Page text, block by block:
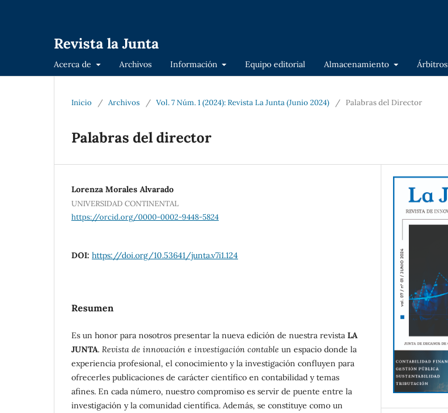
Revista la Junta
Acerca de Archivos Información Equipo editorial Almacenamiento Árbitros
Inicio / Archivos / Vol. 7 Núm. 1 (2024): Revista La Junta (Junio 2024) / Palabras del Director
Palabras del director
Lorenza Morales Alvarado
UNIVERSIDAD CONTINENTAL
https://orcid.org/0000-0002-9448-5824
DOI: https://doi.org/10.53641/junta.v7i1.124
Resumen
Es un honor para nosotros presentar la nueva edición de nuestra revista LA
JUNTA. Revista de innovación e investigación contable un espacio donde la
experiencia profesional, el conocimiento y la investigación confluyen para
ofrecerles publicaciones de carácter científico en contabilidad y temas
afines. En cada número, nuestro compromiso es servir de puente entre la
investigación y la comunidad científica. Además, se constituye como un